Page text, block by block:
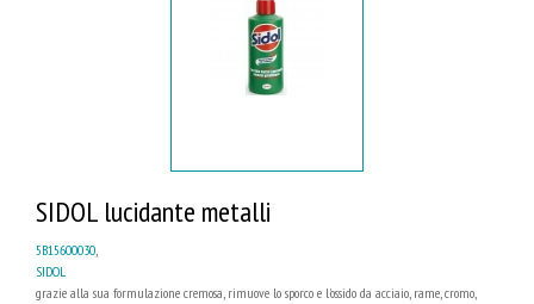
SIDOL lucidante metalli
5B15600030,
SIDOL
grazie alla sua formulazione cremosa, rimuove lo sporco e l'ossido da acciaio, rame, cromo,